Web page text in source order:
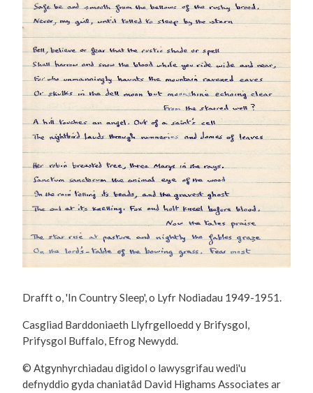
Drafft o, 'In Country Sleep', o Lyfr Nodiadau 1949-1951.
Casgliad Barddoniaeth Llyfrgelloedd y Brifysgol,
Prifysgol Buffalo, Efrog Newydd.
© Atgynhyrchiadau digidol o lawysgrifau wedi'u
defnyddio gyda chaniatâd David Highams Associates ar